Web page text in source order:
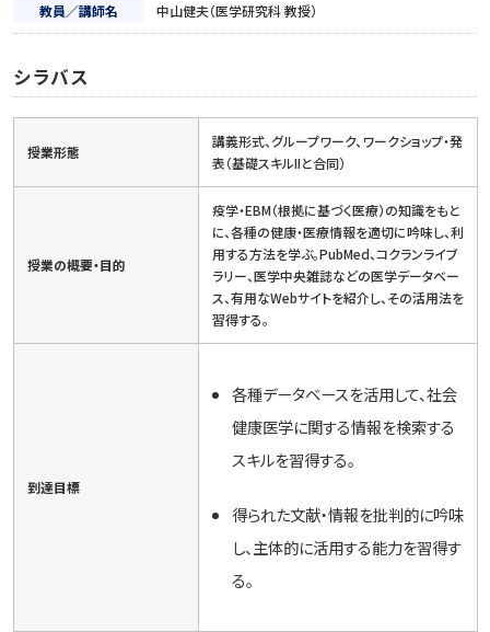
教員／講師名 中山健夫（医学研究科 教授）
シラバス
授業形態
講義形式、グループワーク、ワークショップ・発
表（基礎スキルIIと合同）
授業の概要・目的
疫学・EBM（根拠に基づく医療）の知識をもと
に、各種の健康・医療情報を適切に吟味し、利
用する方法を学ぶ。PubMed、コクランライブ
ラリー、医学中央雑誌などの医学データベー
ス、有用なWebサイトを紹介し、その活用法を
習得する。
到達目標
各種データベースを活用して、社会
健康医学に関する情報を検索する
スキルを習得する。
得られた文献・情報を批判的に吟味
し、主体的に活用する能力を習得す
る。